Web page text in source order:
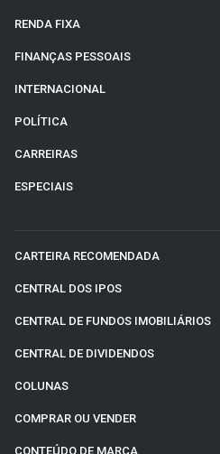
RENDA FIXA
FINANÇAS PESSOAIS
INTERNACIONAL
POLÍTICA
CARREIRAS
ESPECIAIS
CARTEIRA RECOMENDADA
CENTRAL DOS IPOS
CENTRAL DE FUNDOS IMOBILIÁRIOS
CENTRAL DE DIVIDENDOS
COLUNAS
COMPRAR OU VENDER
CONTEÚDO DE MARCA